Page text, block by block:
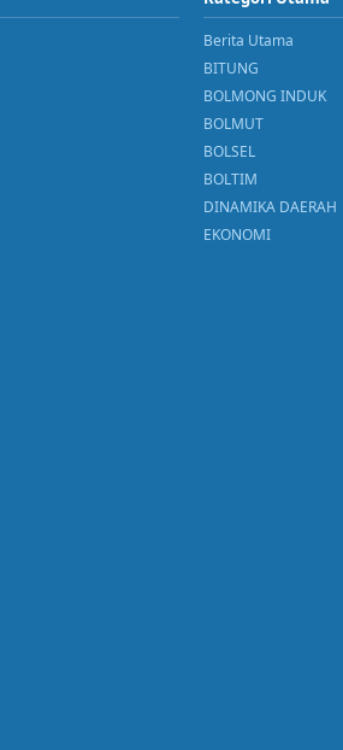
Berita Utama
BITUNG
BOLMONG INDUK
BOLMUT
BOLSEL
BOLTIM
DINAMIKA DAERAH
EKONOMI